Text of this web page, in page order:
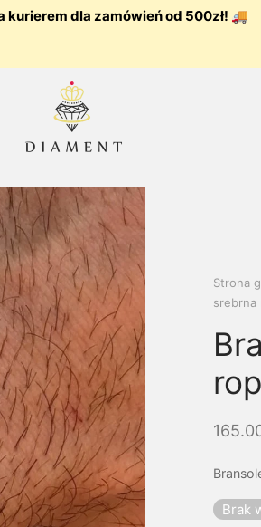
kurierem dla zamówień od 500zł! 🚚
Strona
srebrna
Brak